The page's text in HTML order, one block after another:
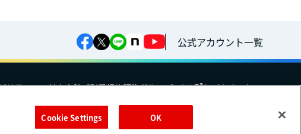
公式アカウント一覧
リティへの対応方針ご利用規約明治グループのDX Cookie Settings
ングス株式会社 （EN ｜ Meiji Seika ファルマ株式会社
Cookie Settings OK